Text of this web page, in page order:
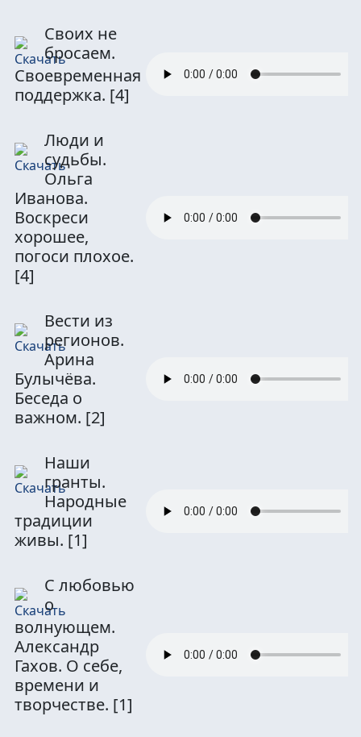
Своих не
бросаем.
Своевременная
поддержка. [4]
Люди и
судьбы.
Ольга
Иванова.
Воскреси
хорошее,
погоси плохое.
[4]
Вести из
регионов.
Арина
Булычёва.
Беседа о
важном. [2]
Наши
гранты.
Народные
традиции
живы. [1]
С любовью
о
волнующем.
Александр
Гахов. О себе,
времени и
творчестве. [1]